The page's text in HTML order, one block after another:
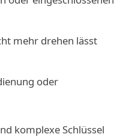
mehr drehen lässt
oder
komplexe Schlüssel